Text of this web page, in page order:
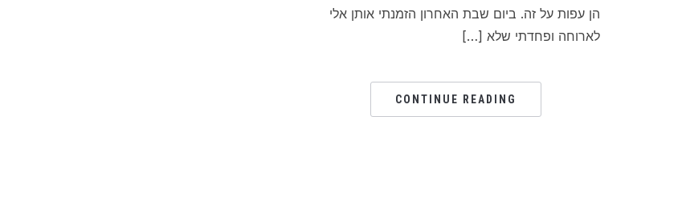
הן עפות על זה. ביום שבת האחרון הזמנתי אותן אלי
לארוחה ופחדתי שלא […]
CONTINUE READING